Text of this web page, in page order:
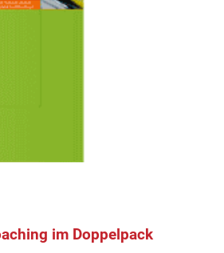
im Doppelpack